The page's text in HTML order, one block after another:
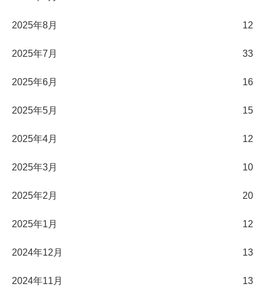
2025年8月 12
2025年7月 33
2025年6月 16
2025年5月 15
2025年4月 12
2025年3月 10
2025年2月 20
2025年1月 12
2024年12月 13
2024年11月 13